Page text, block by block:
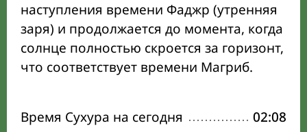
наступления времени Фаджр (утренняя
заря) и продолжается до момента, когда
солнце полностью скроется за горизонт,
что соответствует времени Магриб.
Время Сухура на сегодня 02:08